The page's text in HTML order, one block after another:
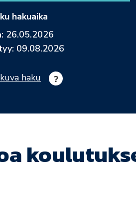
hakuaika
26.05.2026
09.08.2026
haku